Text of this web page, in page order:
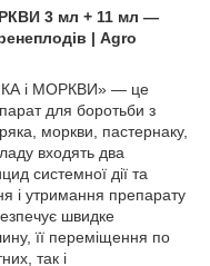
3 мл + 11 мл —
| Agro
і МОРКВИ» — це
для боротьби з
моркви, пастернаку,
входять два
системної дії та
і утримання препарату
швидке
її переміщення по
так і